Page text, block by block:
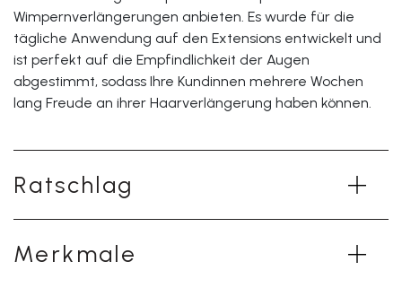
Wimpernverlängerungen anbieten. Es wurde für die
tägliche Anwendung auf den Extensions entwickelt und
ist perfekt auf die Empfindlichkeit der Augen
abgestimmt, sodass Ihre Kundinnen mehrere Wochen
lang Freude an ihrer Haarverlängerung haben können.
Ratschlag
Merkmale